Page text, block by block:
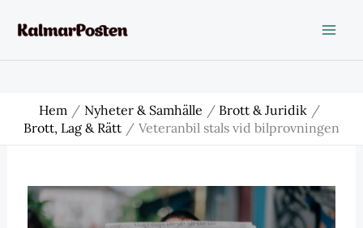
Hem Nyheter & Samhälle
Brott & Juridik
Brott, Lag & Rätt
Veteranbil stals vid bilprovningen